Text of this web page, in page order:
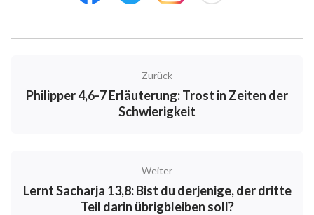
Zurück
Philipper 4,6-7 Erläuterung: Trost in Zeiten der
Schwierigkeit
Weiter
Lernt Sacharja 13,8: Bist du derjenige, der dritte
Teil darin übrigbleiben soll?